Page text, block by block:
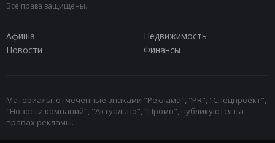
Все права защищены.
Афиша
Недвижимость
Новости
Финансы
Материалы, отмеченные знаками "Реклама", "PR", "Спецпроект",
"Новости компаний", "Актуально", "Промо", публикуются на
правах рекламы.